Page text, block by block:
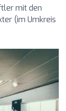
mit den
(im Umkreis